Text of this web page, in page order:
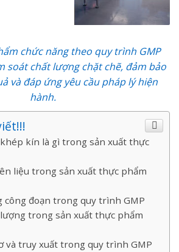
chức năng theo quy trình GMP
soát chất lượng chặt chẽ, đảm bảo
và đáp ứng yêu cầu pháp lý hiện
hành.
kín là gì trong sản xuất thực
liệu trong sản xuất thực phẩm
công đoạn trong quy trình GMP
trong sản xuất thực phẩm
và truy xuất trong quy trình GMP